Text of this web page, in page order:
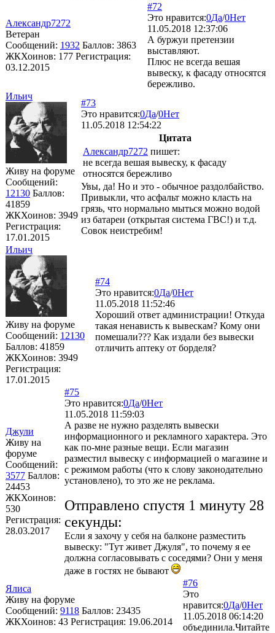
Александр7272
Ветеран
Сообщений: 1932 Баллов: 3863
ЖКХоинов: 177 Регистрация:
03.12.2015
#72
Это нравится:0Да/0Нет
11.05.2018 12:37:06
А буржуи претензии
выставляют.
Плюс не всегда вешая
вывеску, к фасаду относятся
бережливо.
Ильич
Живу на форуме
Сообщений:
12130 Баллов:
41859
ЖКХоинов: 3949
Регистрация:
17.01.2015
#73
Это нравится:0Да/0Нет
11.05.2018 12:54:22
Цитата
Александр7272 пишет:
не всегда вешая вывеску, к фасаду
относятся бережливо
Увы, да! Но и это - обычное раздолбайство.
Привыкли, что асфальт можно класть на
грязь, что нормально мыться можно водой
из батареи (открытая система ГВС!) и т.д.
Совок неистребим!
Ильич
Живу на форуме
Сообщений: 12130
Баллов: 41859
ЖКХоинов: 3949
Регистрация:
17.01.2015
#74
Это нравится:0Да/0Нет
11.05.2018 11:52:46
Хороший ответ администрации! Откуда
такая ненависть к вывескам? Кому они
помешали??? Как издали без вывески
отличить аптеку от борделя?
Джули
Живу на
форуме
Сообщений:
3577 Баллов:
24453
ЖКХоинов:
530
Регистрация:
28.03.2017
#75
Это нравится:0Да/0Нет
11.05.2018 11:59:03
А разве не нужно разделять вывески
информационного и рекламного характера. Это
как по-мне разные вещи. Если магазин
разместил вывеску с информацией о магазине и
с режимом работы (что к слову законодательно
установлено), то это же не реклама.
Отправлено спустя 1 минуту 28
секунды:
Если я захочу у себя на балконе разместить
вывеску: "Тут живет Джуля", то почему я ее
должна согласовывать с соседями? Они у меня
даже в гостях не бывают
Ялиса
Живу на форуме
Сообщений: 9118 Баллов: 23435
ЖКХоинов: 43 Регистрация: 19.06.2014
#76
Это
нравится:0Да/0Нет
11.05.2018 06:14:20
объединила.Читайте